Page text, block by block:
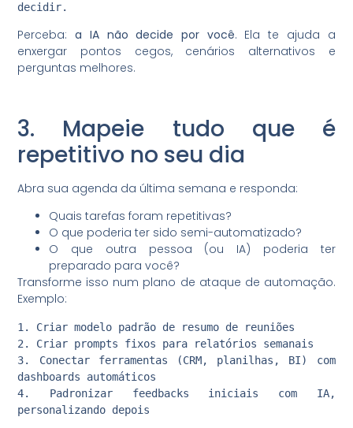
decidir.
Perceba:a IA não decide por você. Ela te ajuda a
enxergar pontos cegos, cenários alternativos e
perguntas melhores.
3. Mapeie tudo que é
repetitivo no seu dia
Abra sua agenda da última semana e responda:
Quais tarefas foram repetitivas?
O que poderia ter sido semi-automatizado?
O que outra pessoa (ou IA) poderia ter
preparado para você?
Transforme isso num plano de ataque de automação.
Exemplo:
1. Criar modelo padrão de resumo de reuniões
2. Criar prompts fixos para relatórios semanais
3. Conectar ferramentas (CRM, planilhas, BI) com
dashboards automáticos
4. Padronizar feedbacks iniciais com IA,
personalizando depois